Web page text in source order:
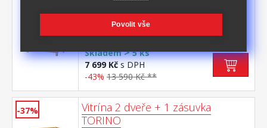
provedení 2 dvířka a 2 zásuvky s kovovými
pojezdy
Kód produktu: 8087
Skladem>5 ks
7 699 Kčs DPH
-43% 13 590 Kč **
-37%
Vitrína 2 dveře + 1 zásuvka
TORINO
Povolit vše